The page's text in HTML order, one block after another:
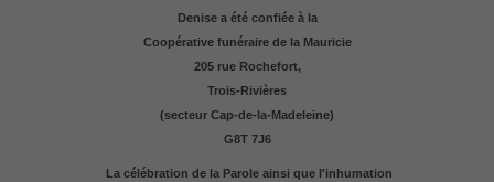
Denise a été confiée à la
Coopérative funéraire de la Mauricie
205 rue Rochefort,
Trois-Rivières
(secteur Cap-de-la-Madeleine)
G8T 7J6
La célébration de la Parole ainsi que l'inhumation